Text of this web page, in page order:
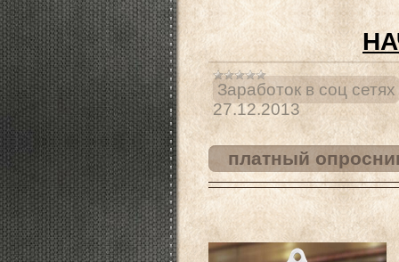
Заработок в соц сетях
27.12.2013
платный